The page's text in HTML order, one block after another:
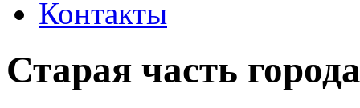
Контакты
Старая часть